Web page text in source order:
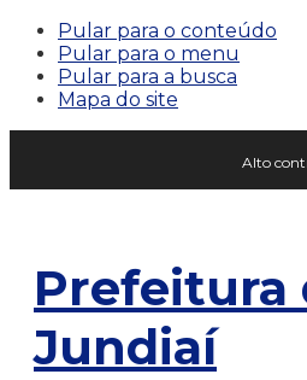
Pular para o conteúdo
Pular para o menu
Pular para a busca
Mapa do site
Alto
Prefeitura
Jundiaí